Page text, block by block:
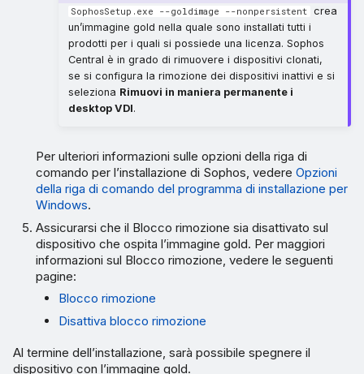
SophosSetup.exe --goldimage --nonpersistent crea
un’immagine gold nella quale sono installati tutti i
prodotti per i quali si possiede una licenza. Sophos
Central è in grado di rimuovere i dispositivi clonati,
se si configura la rimozione dei dispositivi inattivi e si
seleziona Rimuovi in maniera permanente i
desktop VDI.
Per ulteriori informazioni sulle opzioni della riga di
comando per l’installazione di Sophos, vedereOpzioni
della riga di comando del programma di installazione per
Windows.
Assicurarsi che il Blocco rimozione sia disattivato sul
dispositivo che ospita l’immagine gold. Per maggiori
informazioni sul Blocco rimozione, vedere le seguenti
pagine:
Blocco rimozione
Disattiva blocco rimozione
Al termine dell’installazione, sarà possibile spegnere il
dispositivo con l’immagine gold.